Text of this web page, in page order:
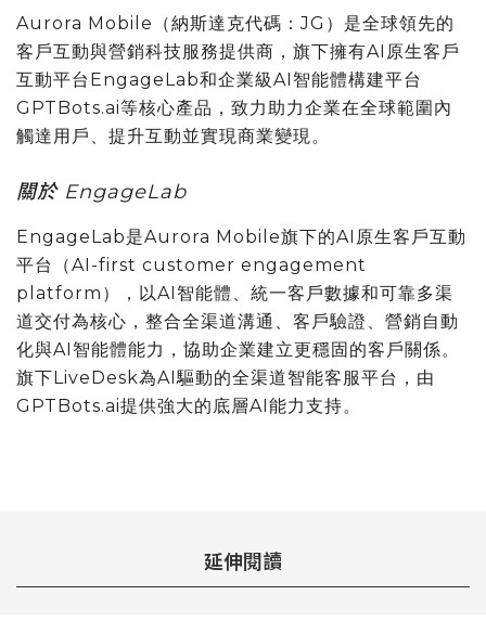
Aurora Mobile（納斯達克代碼：JG）是全球領先的
客戶互動與營銷科技服務提供商，旗下擁有AI原生客戶
互動平台EngageLab和企業級AI智能體構建平台
GPTBots.ai等核心產品，致力助力企業在全球範圍內
觸達用戶、提升互動並實現商業變現。
關於 EngageLab
EngageLab是Aurora Mobile旗下的AI原生客戶互動
平台（AI-first customer engagement
platform），以AI智能體、統一客戶數據和可靠多渠
道交付為核心，整合全渠道溝通、客戶驗證、營銷自動
化與AI智能體能力，協助企業建立更穩固的客戶關係。
旗下LiveDesk為AI驅動的全渠道智能客服平台，由
GPTBots.ai提供強大的底層AI能力支持。
延伸閱讀